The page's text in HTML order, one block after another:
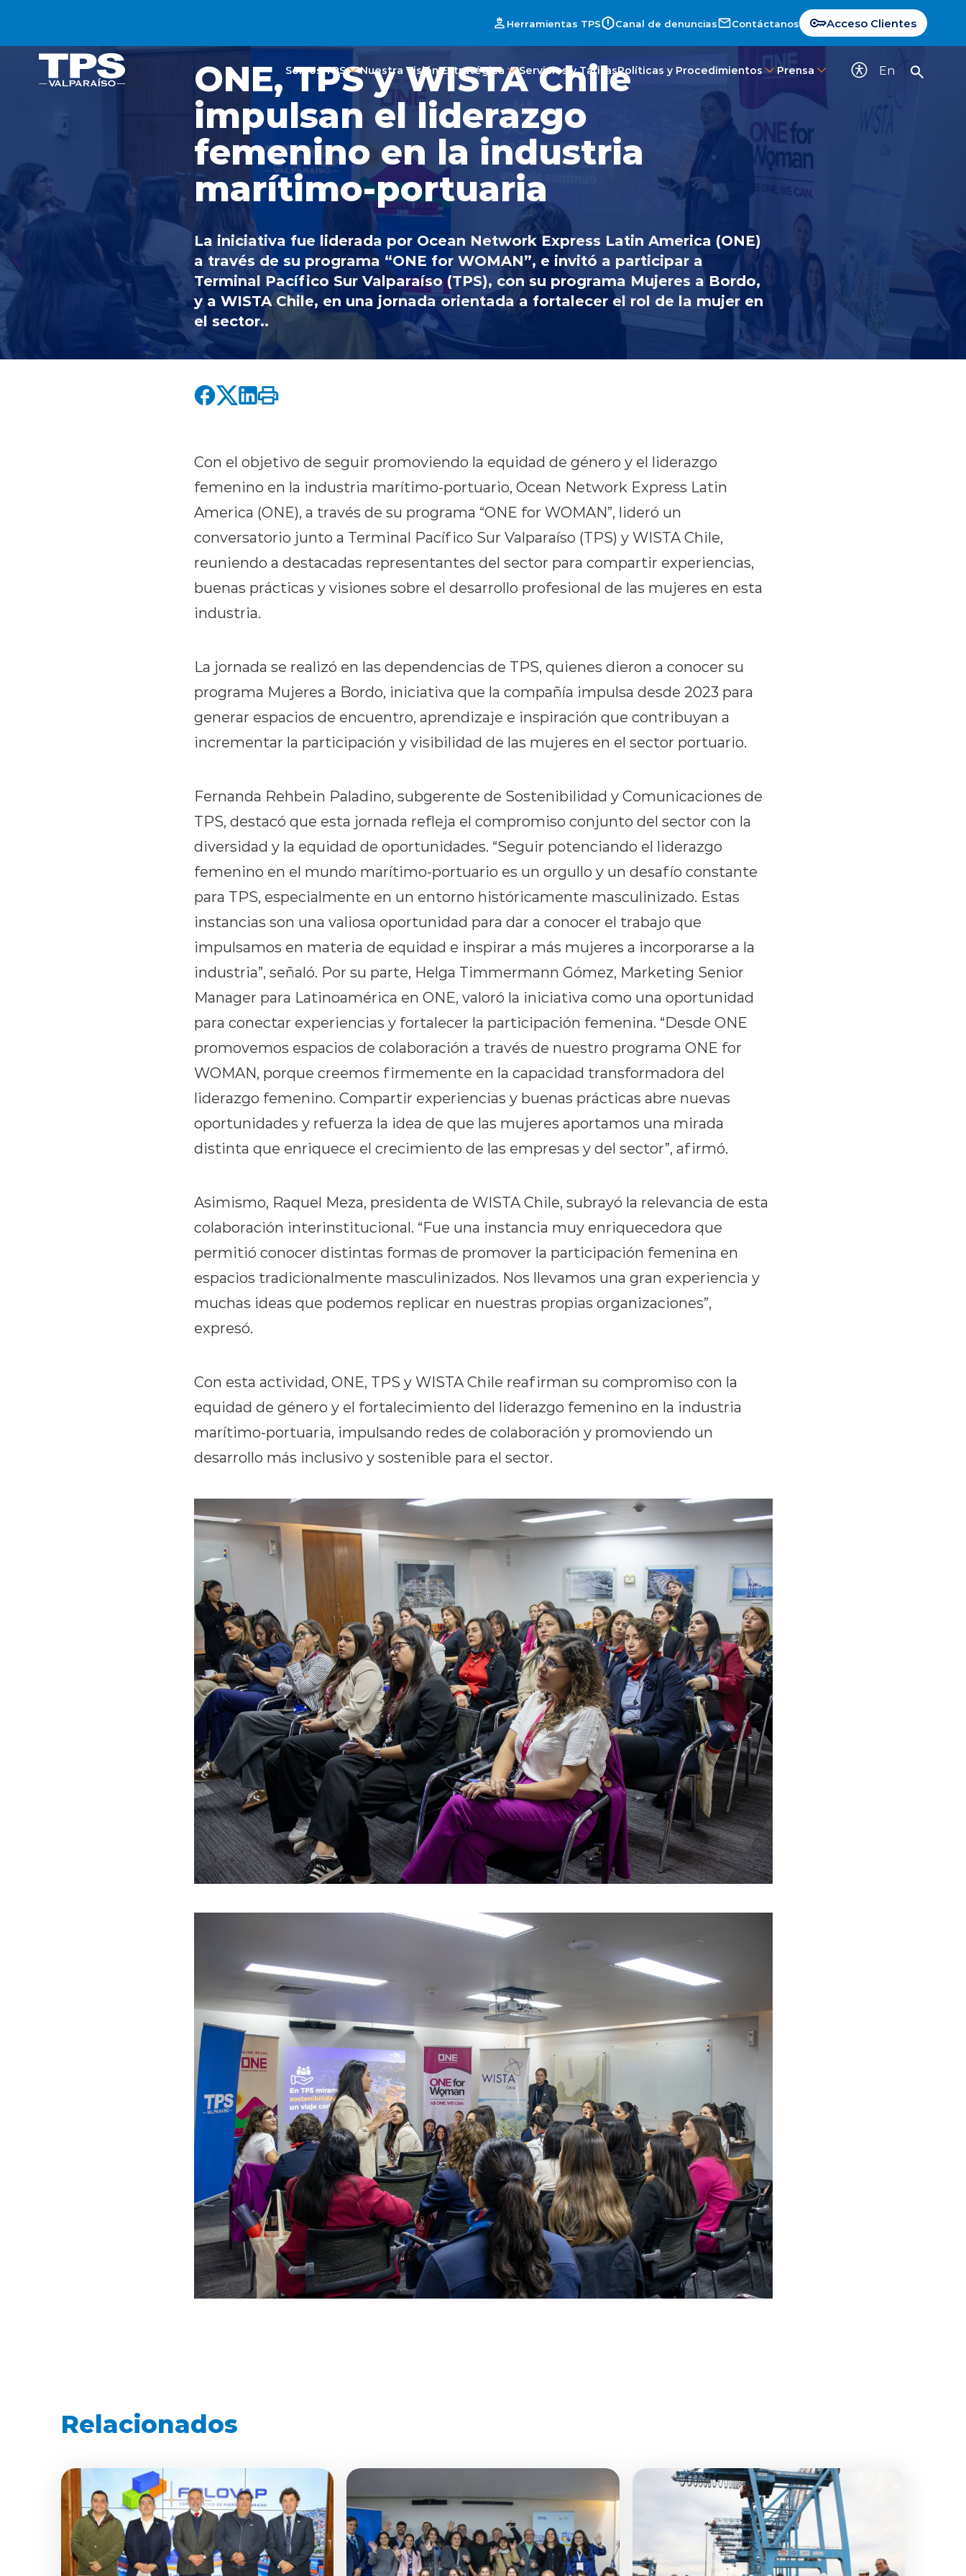
Herramientas TPS Canal de denuncias Contáctanos Acceso Clientes
Somos TPS Nuestra Visión Estratégica Servicios y TarifasPolíticas y Procedimientos Prensa En
ONE, TPS y WISTA Chile
impulsan el liderazgo
femenino en la industria
marítimo-portuaria
La iniciativa fue liderada por Ocean Network Express Latin America (ONE)
a través de su programa “ONE for WOMAN”, e invitó a participar a
Terminal Pacífico Sur Valparaíso (TPS), con su programa Mujeres a Bordo,
y a WISTA Chile, en una jornada orientada a fortalecer el rol de la mujer en
el sector..
Con el objetivo de seguir promoviendo la equidad de género y el liderazgo
femenino en la industria marítimo-portuario, Ocean Network Express Latin
America (ONE), a través de su programa “ONE for WOMAN”, lideró un
conversatorio junto a Terminal Pacífico Sur Valparaíso (TPS) y WISTA Chile,
reuniendo a destacadas representantes del sector para compartir experiencias,
buenas prácticas y visiones sobre el desarrollo profesional de las mujeres en esta
industria.
La jornada se realizó en las dependencias de TPS, quienes dieron a conocer su
programa Mujeres a Bordo, iniciativa que la compañía impulsa desde 2023 para
generar espacios de encuentro, aprendizaje e inspiración que contribuyan a
incrementar la participación y visibilidad de las mujeres en el sector portuario.
Fernanda Rehbein Paladino, subgerente de Sostenibilidad y Comunicaciones de
TPS, destacó que esta jornada refleja el compromiso conjunto del sector con la
diversidad y la equidad de oportunidades. “Seguir potenciando el liderazgo
femenino en el mundo marítimo-portuario es un orgullo y un desafío constante
para TPS, especialmente en un entorno históricamente masculinizado. Estas
instancias son una valiosa oportunidad para dar a conocer el trabajo que
impulsamos en materia de equidad e inspirar a más mujeres a incorporarse a la
industria”, señaló. Por su parte, Helga Timmermann Gómez, Marketing Senior
Manager para Latinoamérica en ONE, valoró la iniciativa como una oportunidad
para conectar experiencias y fortalecer la participación femenina. “Desde ONE
promovemos espacios de colaboración a través de nuestro programa ONE for
WOMAN, porque creemos firmemente en la capacidad transformadora del
liderazgo femenino. Compartir experiencias y buenas prácticas abre nuevas
oportunidades y refuerza la idea de que las mujeres aportamos una mirada
distinta que enriquece el crecimiento de las empresas y del sector”, afirmó.
Asimismo, Raquel Meza, presidenta de WISTA Chile, subrayó la relevancia de esta
colaboración interinstitucional. “Fue una instancia muy enriquecedora que
permitió conocer distintas formas de promover la participación femenina en
espacios tradicionalmente masculinizados. Nos llevamos una gran experiencia y
muchas ideas que podemos replicar en nuestras propias organizaciones”,
expresó.
Con esta actividad, ONE, TPS y WISTA Chile reafirman su compromiso con la
equidad de género y el fortalecimiento del liderazgo femenino en la industria
marítimo-portuaria, impulsando redes de colaboración y promoviendo un
desarrollo más inclusivo y sostenible para el sector.
Relacionados